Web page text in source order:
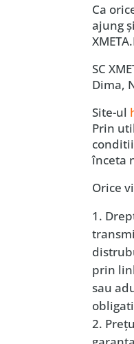
Ca
ajung
SC
Dima,
Site-ul
Prin
înceta
Orice
prin
sau